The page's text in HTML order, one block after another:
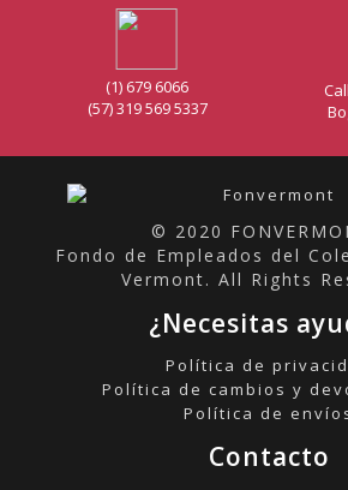
(1) 679 6066
(57) 319 569 5337
© 2020
Fondo de Empleados del
Vermont. All Rights
¿Necesitas
Política de
Política de cambios y
Política de
Contacto